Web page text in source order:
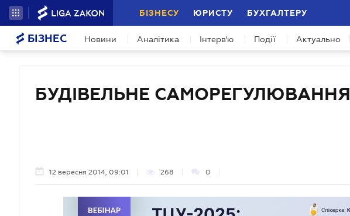
БІЗНЕСУ ЮРИСТУ БУХГАЛТЕРУ
БІЗНЕС Новини Аналітика Інтерв'ю Події Актуально
БУДІВЕЛЬНЕ САМОРЕГУЛЮВАННЯ
12 вересня 2014, 09:01 268 0